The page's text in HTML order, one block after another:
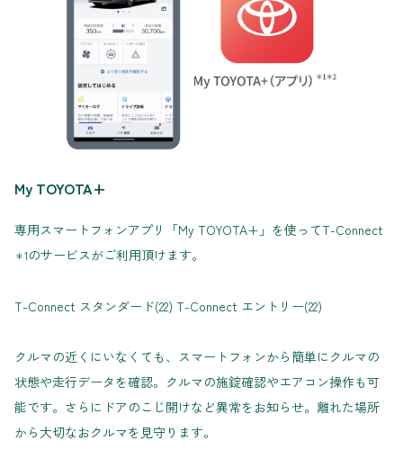
My TOYOTA+
専用スマートフォンアプリ「My TOYOTA+」を使ってT-Connect
＊1のサービスがご利用頂けます。
T-Connect スタンダード(22) T-Connect エントリー(22)
クルマの近くにいなくても、スマートフォンから簡単にクルマの
状態や走行データを確認。クルマの施錠確認やエアコン操作も可
能です。さらにドアのこじ開けなど異常をお知らせ。離れた場所
から大切なおクルマを見守ります。